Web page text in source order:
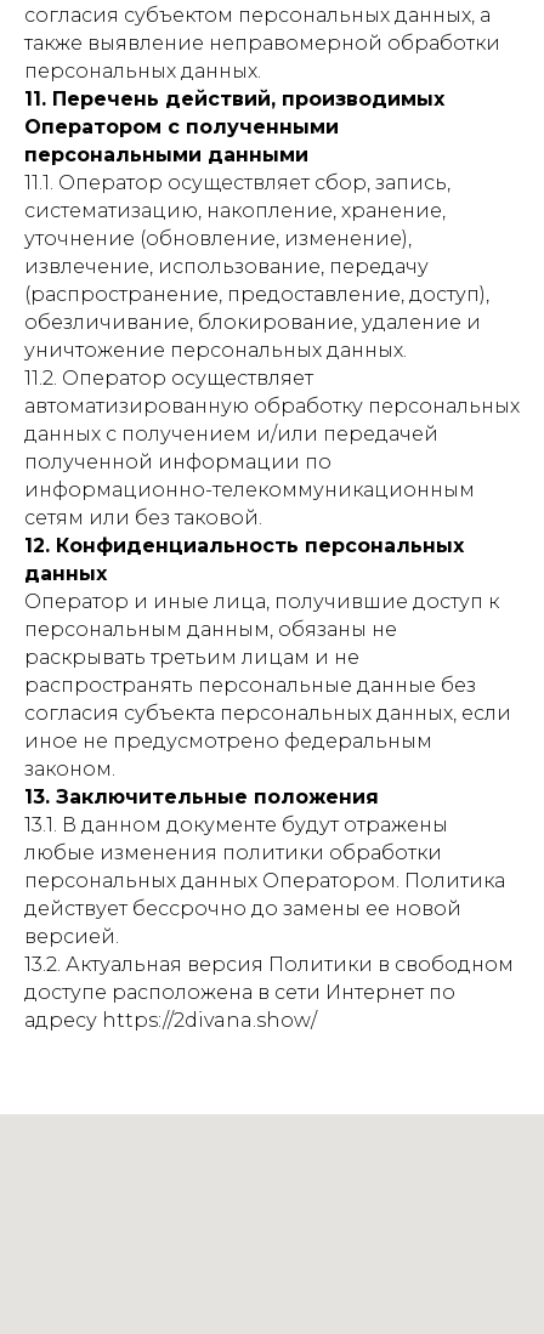
согласия субъектом персональных данных, а
также выявление неправомерной обработки
персональных данных.
11. Перечень действий, производимых
Оператором с полученными
персональными данными
11.1. Оператор осуществляет сбор, запись,
систематизацию, накопление, хранение,
уточнение (обновление, изменение),
извлечение, использование, передачу
(распространение, предоставление, доступ),
обезличивание, блокирование, удаление и
уничтожение персональных данных.
11.2. Оператор осуществляет
автоматизированную обработку персональных
данных с получением и/или передачей
полученной информации по
информационно-телекоммуникационным
сетям или без таковой.
12. Конфиденциальность персональных
данных
Оператор и иные лица, получившие доступ к
персональным данным, обязаны не
раскрывать третьим лицам и не
распространять персональные данные без
согласия субъекта персональных данных, если
иное не предусмотрено федеральным
законом.
13. Заключительные положения
13.1. В данном документе будут отражены
любые изменения политики обработки
персональных данных Оператором. Политика
действует бессрочно до замены ее новой
версией.
13.2. Актуальная версия Политики в свободном
доступе расположена в сети Интернет по
адресу https://2divana.show/